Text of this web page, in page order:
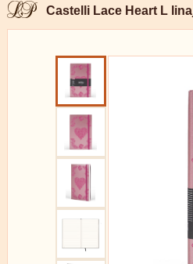
Castelli Lace Heart L